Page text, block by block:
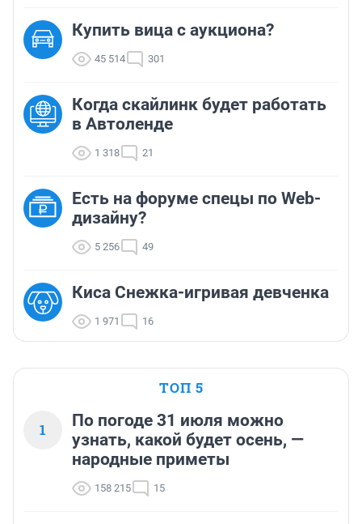
Купить вица с аукциона?
45 514 301
Когда скайлинк будет работать
в Автоленде
1 318 21
Есть на форуме спецы по Web-
дизайну?
5 256 49
Киса Снежка-игривая девченка
1 971 16
ТОП 5
1
По погоде 31 июля можно
узнать, какой будет осень, —
народные приметы
158 215 15